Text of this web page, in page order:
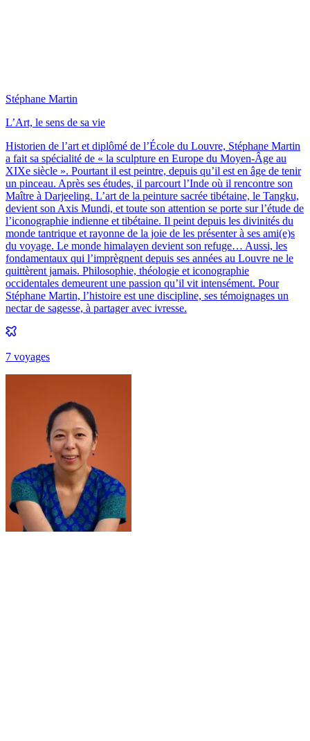
Stéphane Martin
L’Art, le sens de sa vie
Historien de l’art et diplômé de l’École du Louvre, Stéphane Martin
a fait sa spécialité de « la sculpture en Europe du Moyen-Âge au
XIXe siècle ». Pourtant il est peintre, depuis qu’il est en âge de tenir
un pinceau. Après ses études, il parcourt l’Inde où il rencontre son
Maître à Darjeeling. L’art de la peinture sacrée tibétaine, le Tangku,
devient son Axis Mundi, et toute son attention se porte sur l’étude de
l’iconographie indienne et tibétaine. Il peint depuis les divinités du
monde tantrique et rayonne de la joie de les présenter à ses ami(e)s
du voyage. Le monde himalayen devient son refuge… Aussi, les
fondamentaux qui l’imprègnent depuis ses années au Louvre ne le
quittèrent jamais. Philosophie, théologie et iconographie
occidentales demeurent une passion qu’il vit intensément. Pour
Stéphane Martin, l’histoire est une discipline, ses témoignages un
nectar de sagesse, à partager avec ivresse.
7 voyages